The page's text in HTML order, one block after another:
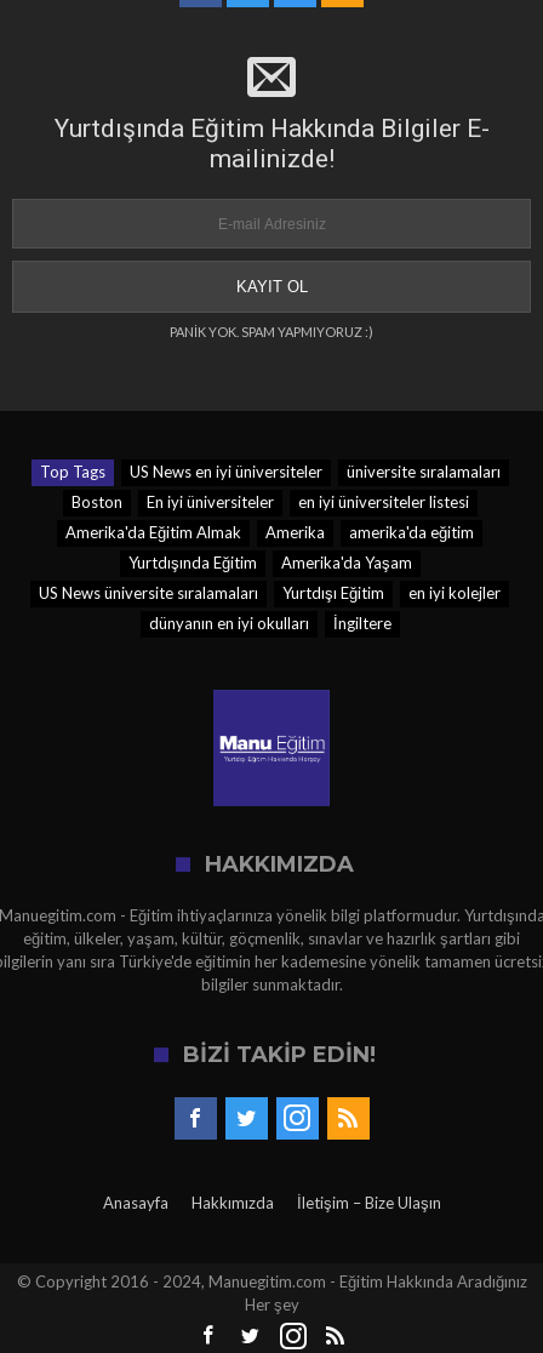
Yurtdışında Eğitim Hakkında Bilgiler E-
mailinizde!
PANİK YOK. SPAM YAPMIYORUZ :)
Top Tags US News en iyi üniversiteler
üniversite sıralamaları
Boston
En iyi üniversiteler
en iyi üniversiteler listesi
Amerika'da Eğitim Almak
Amerika
amerika'da eğitim
Yurtdışında Eğitim
Amerika'da Yaşam
US News üniversite sıralamaları
Yurtdışı Eğitim
en iyi kolejler
dünyanın en iyi okulları
İngiltere
HAKKIMIZDA
- Eğitim ihtiyaçlarınıza yönelik bilgi platformudur.
eğitim, ülkeler, yaşam, kültür, göçmenlik, sınavlar ve hazırlık şartları gibi
yanı sıra Türkiye'de eğitimin her kademesine yönelik tamamen
bilgiler sunmaktadır.
BİZİ TAKİP EDİN!
Anasayfa Hakkımızda İletişim – Bize Ulaşın
© Copyright 2016 - 2024, Manuegitim.com - Eğitim Hakkında Aradığınız
Her şey